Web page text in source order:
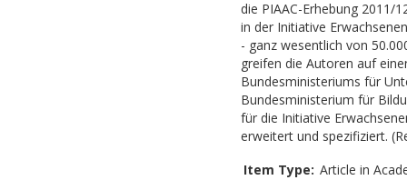
die PIAAC-Erhebung 2011/
in der Initiative
- ganz wesentlich von
greifen die Autoren auf
Bundesministeriums für
Bundesministerium für
für die Initiative
erweitert und spezifiziert.
Item Type: Article in